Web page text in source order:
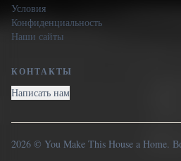
Условия
Конфиденциальность
Наши сайты
КОНТАКТЫ
Написать нам
2026 © You Make This House a Home.